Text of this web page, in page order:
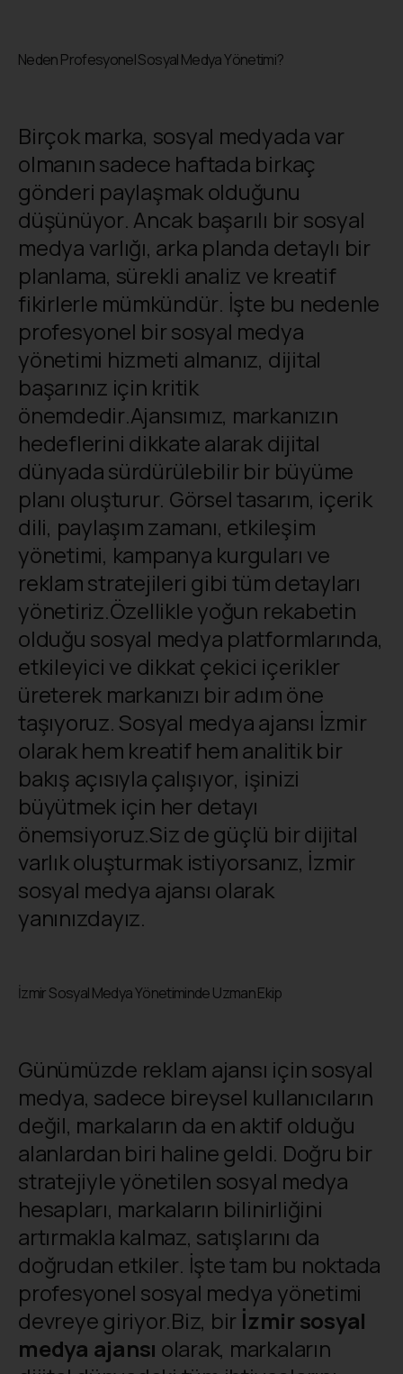
Neden Profesyonel Sosyal Medya Yönetimi?
Birçok marka, sosyal medyada var
olmanın sadece haftada birkaç
gönderi paylaşmak olduğunu
düşünüyor. Ancak başarılı bir sosyal
medya varlığı, arka planda detaylı bir
planlama, sürekli analiz ve kreatif
fikirlerle mümkündür. İşte bu nedenle
profesyonel bir sosyal medya
yönetimi hizmeti almanız, dijital
başarınız için kritik
önemdedir.Ajansımız, markanızın
hedeflerini dikkate alarak dijital
dünyada sürdürülebilir bir büyüme
planı oluşturur. Görsel tasarım, içerik
dili, paylaşım zamanı, etkileşim
yönetimi, kampanya kurguları ve
reklam stratejileri gibi tüm detayları
yönetiriz.Özellikle yoğun rekabetin
olduğu sosyal medya platformlarında,
etkileyici ve dikkat çekici içerikler
üreterek markanızı bir adım öne
taşıyoruz. Sosyal medya ajansı İzmir
olarak hem kreatif hem analitik bir
bakış açısıyla çalışıyor, işinizi
büyütmek için her detayı
önemsiyoruz.Siz de güçlü bir dijital
varlık oluşturmak istiyorsanız, İzmir
sosyal medya ajansı olarak
yanınızdayız.
İzmir Sosyal Medya Yönetiminde Uzman Ekip
Günümüzde reklam ajansı için sosyal
medya, sadece bireysel kullanıcıların
değil, markaların da en aktif olduğu
alanlardan biri haline geldi. Doğru bir
stratejiyle yönetilen sosyal medya
hesapları, markaların bilinirliğini
artırmakla kalmaz, satışlarını da
doğrudan etkiler. İşte tam bu noktada
profesyonel sosyal medya yönetimi
devreye giriyor.Biz, bir İzmir sosyal
medya ajansı olarak, markaların